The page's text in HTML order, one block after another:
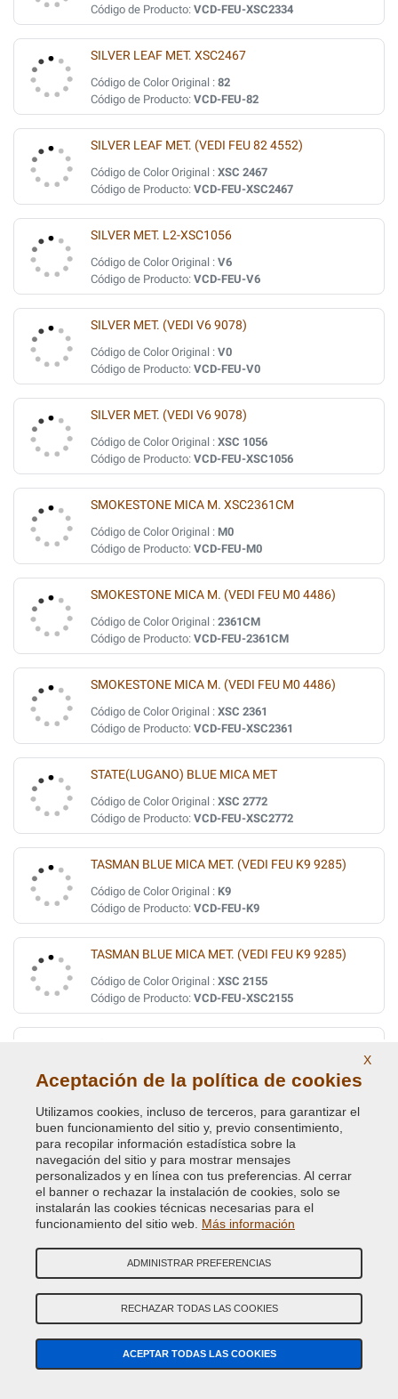
Código de Producto: VCD-FEU-XSC2334
SILVER LEAF MET. XSC2467
Código de Color Original : 82
Código de Producto: VCD-FEU-82
SILVER LEAF MET. (VEDI FEU 82 4552)
Código de Color Original : XSC 2467
Código de Producto: VCD-FEU-XSC2467
SILVER MET. L2-XSC1056
Código de Color Original : V6
Código de Producto: VCD-FEU-V6
SILVER MET. (VEDI V6 9078)
Código de Color Original : V0
Código de Producto: VCD-FEU-V0
SILVER MET. (VEDI V6 9078)
Código de Color Original : XSC 1056
Código de Producto: VCD-FEU-XSC1056
SMOKESTONE MICA M. XSC2361CM
Código de Color Original : M0
Código de Producto: VCD-FEU-M0
SMOKESTONE MICA M. (VEDI FEU M0 4486)
Código de Color Original : 2361CM
Código de Producto: VCD-FEU-2361CM
SMOKESTONE MICA M. (VEDI FEU M0 4486)
Código de Color Original : XSC 2361
Código de Producto: VCD-FEU-XSC2361
STATE(LUGANO) BLUE MICA MET
Código de Color Original : XSC 2772
Código de Producto: VCD-FEU-XSC2772
TASMAN BLUE MICA MET. (VEDI FEU K9 9285)
Código de Color Original : K9
Código de Producto: VCD-FEU-K9
TASMAN BLUE MICA MET. (VEDI FEU K9 9285)
Código de Color Original : XSC 2155
Código de Producto: VCD-FEU-XSC2155
Código de Color Original :XSC 2756
Código de Producto:VCD-FEU-XSC2756
TURMALIN GREEN MICA MET.
Código de Color Original :2547CM
Código de Producto:VCD-FEU-2547CM
TURMALIN GREEN MICA MET.
Código de Color Original :XSC 2547
Código de Producto: VCD-FEU-XSC2547
TUSCANY(OLYMP) GOLD MET. XSC2231
Código de Color Original :89
Código de Producto:VCD-FEU-89
X
Aceptación de la política de cookies
Utilizamos cookies, incluso de terceros, para garantizar el
buen funcionamiento del sitio y, previo consentimiento,
para recopilar información estadística sobre la
navegación del sitio y para mostrar mensajes
personalizados y en línea con tus preferencias. Al cerrar
el banner o rechazar la instalación de cookies, solo se
instalarán las cookies técnicas necesarias para el
funcionamiento del sitio web. Más información
ADMINISTRAR PREFERENCIAS
RECHAZAR TODAS LAS COOKIES
ACEPTAR TODAS LAS COOKIES